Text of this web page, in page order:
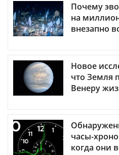
Почему
на
внезапно
Новое
что Земля
Венеру
часы-
когда они